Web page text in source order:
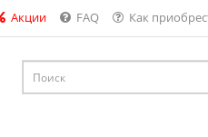
Акции FAQ Как